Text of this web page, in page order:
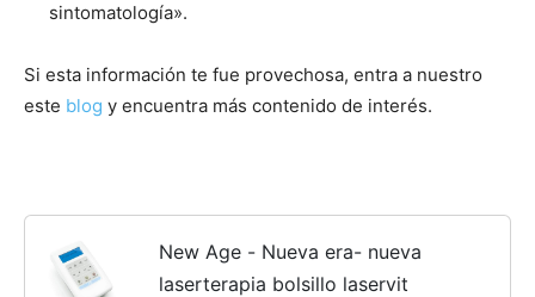
sintomatología».
Si esta información te fue provechosa, entra a nuestro
este blog y encuentra más contenido de interés.
New Age - Nueva era- nueva
laserterapia bolsillo laservit